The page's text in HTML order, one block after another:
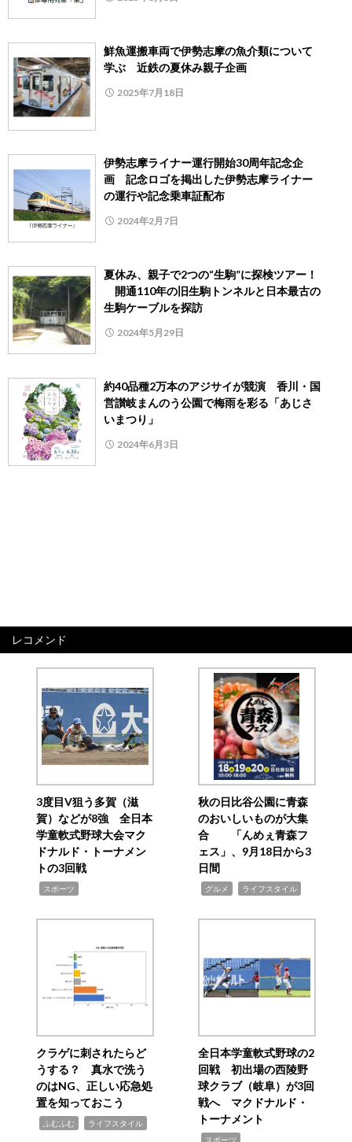
鮮魚運搬車両で伊勢志摩の魚介類について
学ぶ 近鉄の夏休み親子企画
2025年7月18日
伊勢志摩ライナー運行開始30周年記念企
画 記念ロゴを掲出した伊勢志摩ライナー
の運行や記念乗車証配布
2024年2月7日
夏休み、親子で2つの“生駒”に探検ツアー！
開通110年の旧生駒トンネルと日本最古の
生駒ケーブルを探訪
2024年5月29日
約40品種2万本のアジサイが競演 香川・国
営讃岐まんのう公園で梅雨を彩る「あじさ
いまつり」
2024年6月3日
レコメンド
3度目V狙う多賀（滋
賀）などが8強 全日本
学童軟式野球大会マク
ドナルド・トーナメン
トの3回戦
スポーツ
秋の日比谷公園に青森
のおいしいものが大集
合 「んめぇ青森フ
ェス」、9月18日から3
日間
グルメ ライフスタイル
クラゲに刺されたらど
うする？ 真水で洗う
のはNG、正しい応急処
置を知っておこう
ふむふむ ライフスタイル
全日本学童軟式野球の2
回戦 初出場の西陵野
球クラブ（岐阜）が3回
戦へ マクドナルド・
トーナメント
スポーツ